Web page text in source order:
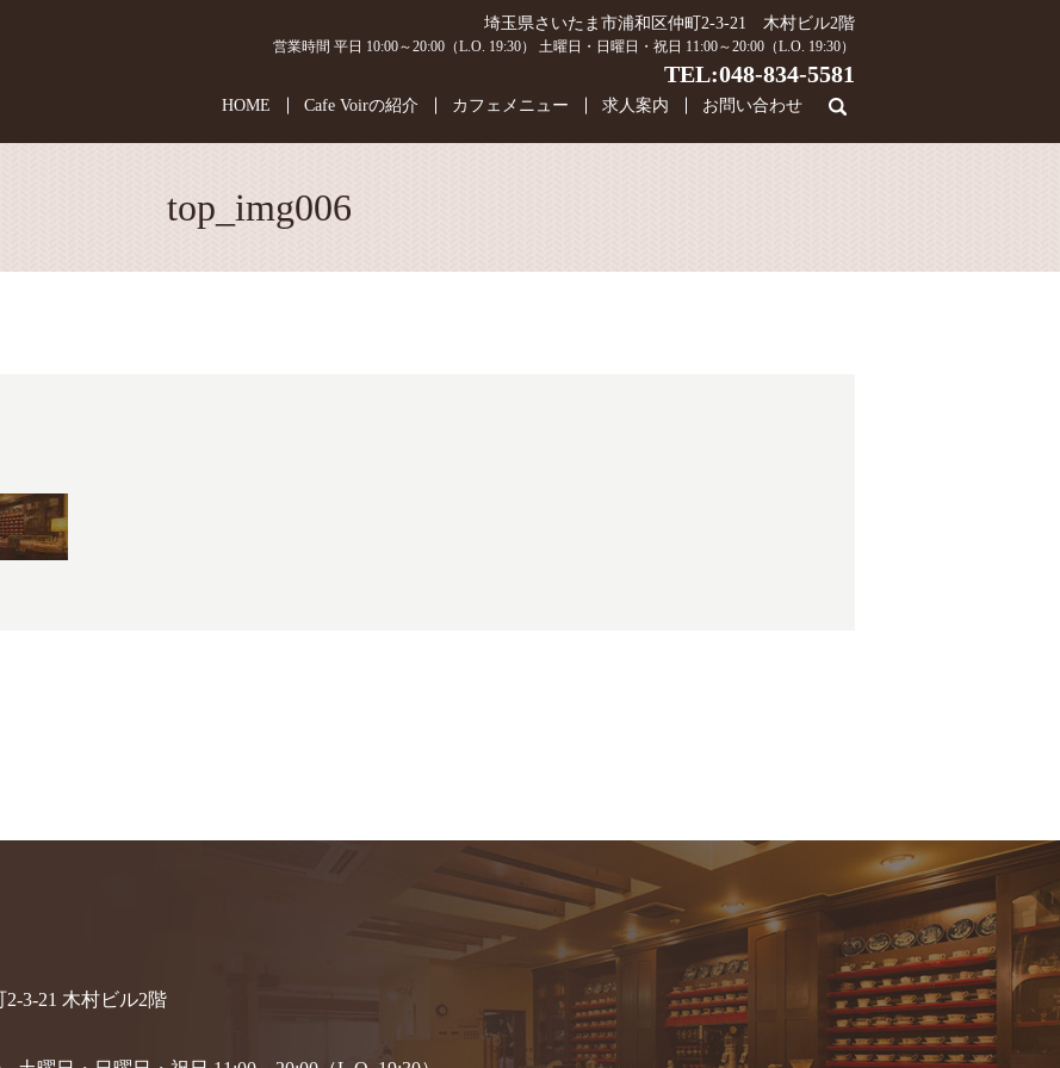
埼玉県さいたま市浦和区仲町2-3-21 木村ビル2階
営業時間 平日 10:00～20:00（L.O. 19:30） 土曜日・日曜日・祝日 11:00～20:00（L.O. 19:30）
TEL:048-834-5581
HOME Cafe Voirの紹介 カフェメニュー 求人案内 お問い合わせ search
top_img006
3-21 木村ビル2階